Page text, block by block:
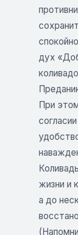
дух
При
жизни и
а до